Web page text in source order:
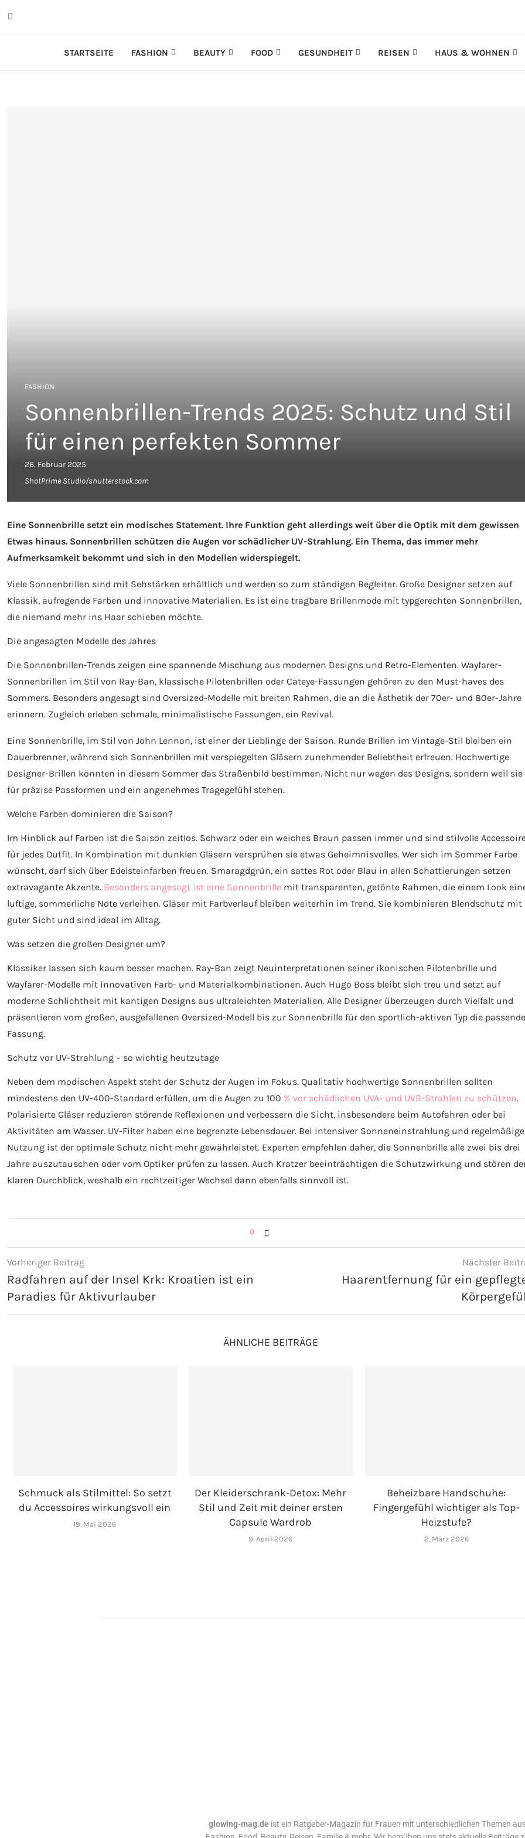
STARTSEITE FASHION BEAUTY FOOD GESUNDHEIT REISEN HAUS & WOHNEN
FASHION
Sonnenbrillen-Trends 2025: Schutz und Stil
für einen perfekten Sommer
26. Februar 2025
ShotPrime Studio/shutterstock.com
Eine Sonnenbrille setzt ein modisches Statement. Ihre Funktion geht allerdings weit über die Optik mit dem gewissen
Etwas hinaus. Sonnenbrillen schützen die Augen vor schädlicher UV-Strahlung. Ein Thema, das immer mehr
Aufmerksamkeit bekommt und sich in den Modellen widerspiegelt.
Viele Sonnenbrillen sind mit Sehstärken erhältlich und werden so zum ständigen Begleiter. Große Designer setzen auf
Klassik, aufregende Farben und innovative Materialien. Es ist eine tragbare Brillenmode mit typgerechten Sonnenbrillen,
die niemand mehr ins Haar schieben möchte.
Die angesagten Modelle des Jahres
Die Sonnenbrillen-Trends zeigen eine spannende Mischung aus modernen Designs und Retro-Elementen. Wayfarer-
Sonnenbrillen im Stil von Ray-Ban, klassische Pilotenbrillen oder Cateye-Fassungen gehören zu den Must-haves des
Sommers. Besonders angesagt sind Oversized-Modelle mit breiten Rahmen, die an die Ästhetik der 70er- und 80er-Jahre
erinnern. Zugleich erleben schmale, minimalistische Fassungen, ein Revival.
Eine Sonnenbrille, im Stil von John Lennon, ist einer der Lieblinge der Saison. Runde Brillen im Vintage-Stil bleiben ein
Dauerbrenner, während sich Sonnenbrillen mit verspiegelten Gläsern zunehmender Beliebtheit erfreuen. Hochwertige
Designer-Brillen könnten in diesem Sommer das Straßenbild bestimmen. Nicht nur wegen des Designs, sondern weil sie
für präzise Passformen und ein angenehmes Tragegefühl stehen.
Welche Farben dominieren die Saison?
Im Hinblick auf Farben ist die Saison zeitlos. Schwarz oder ein weiches Braun passen immer und sind stilvolle
für jedes Outfit. In Kombination mit dunklen Gläsern versprühen sie etwas Geheimnisvolles. Wer sich im Sommer Farbe
wünscht, darf sich über Edelsteinfarben freuen. Smaragdgrün, ein sattes Rot oder Blau in allen Schattierungen setzen
extravagante Akzente. Besonders angesagt ist eine Sonnenbrille mit transparenten, getönte Rahmen, die einem Look
luftige, sommerliche Note verleihen. Gläser mit Farbverlauf bleiben weiterhin im Trend. Sie kombinieren Blendschutz mit
guter Sicht und sind ideal im Alltag.
Was setzen die großen Designer um?
Klassiker lassen sich kaum besser machen. Ray-Ban zeigt Neuinterpretationen seiner ikonischen Pilotenbrille und
Wayfarer-Modelle mit innovativen Farb- und Materialkombinationen. Auch Hugo Boss bleibt sich treu und setzt auf
moderne Schlichtheit mit kantigen Designs aus ultraleichten Materialien. Alle Designer überzeugen durch Vielfalt und
präsentieren vom großen, ausgefallenen Oversized-Modell bis zur Sonnenbrille für den sportlich-aktiven Typ die passende
Fassung.
Schutz vor UV-Strahlung – so wichtig heutzutage
Neben dem modischen Aspekt steht der Schutz der Augen im Fokus. Qualitativ hochwertige Sonnenbrillen sollten
mindestens den UV-400-Standard erfüllen, um die Augen zu 100 % vor schädlichen UVA- und UVB-Strahlen zu schützen.
Polarisierte Gläser reduzieren störende Reflexionen und verbessern die Sicht, insbesondere beim Autofahren oder bei
Aktivitäten am Wasser. UV-Filter haben eine begrenzte Lebensdauer. Bei intensiver Sonneneinstrahlung und
Nutzung ist der optimale Schutz nicht mehr gewährleistet. Experten empfehlen daher, die Sonnenbrille alle zwei bis drei
Jahre auszutauschen oder vom Optiker prüfen zu lassen. Auch Kratzer beeinträchtigen die Schutzwirkung und stören
klaren Durchblick, weshalb ein rechtzeitiger Wechsel dann ebenfalls sinnvoll ist.
0
Vorheriger Beitrag
Radfahren auf der Insel Krk: Kroatien ist ein
Paradies für Aktivurlauber
Nächster
Haarentfernung für ein
ÄHNLICHE BEITRÄGE
Schmuck als Stilmittel: So setzt
du Accessoires wirkungsvoll ein
19. Mai 2026
Der Kleiderschrank-Detox: Mehr
Stil und Zeit mit deiner ersten
Capsule Wardrob
9. April 2026
Beheizbare Handschuhe:
Fingergefühl wichtiger als Top-
Heizstufe?
2. März 2026
glowing-mag.de ist ein Ratgeber-Magazin für Frauen mit unterschiedlichen Themen